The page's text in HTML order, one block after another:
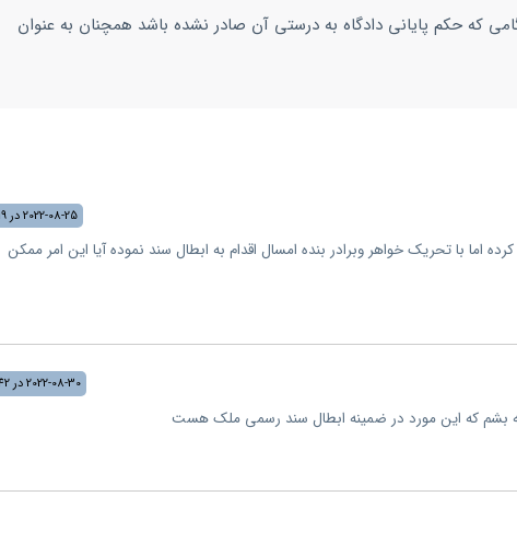
که حکم پایانی دادگاه به درستی آن صادر نشده باشد همچنان به عنوان
2022-08-25 در 21:19
کرده اما با تحریک خواهر وبرادر بنده امسال اقدام به ابطال سند نموده آیا این امر ممکن
2022-08-30 در 16:42
بشم که این مورد در ضمینه ابطال سند رسمی ملک هست